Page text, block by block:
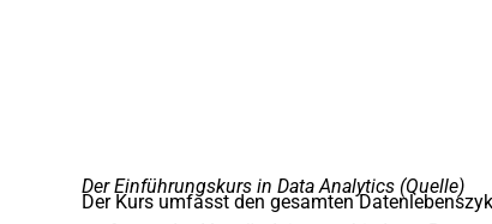
Der Einführungskurs in Data Analytics (Quelle)
Der Kurs umfasst den gesamten